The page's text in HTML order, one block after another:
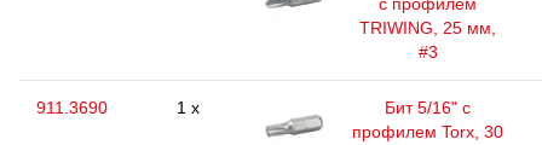
TRIWING, 25 мм,
#3
911.3690 1 x
Бит 5/16" с
профилем Torx, 30